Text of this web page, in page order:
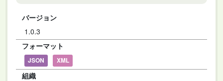
バージョン
1.0.3
フォーマット
JSON XML
組織